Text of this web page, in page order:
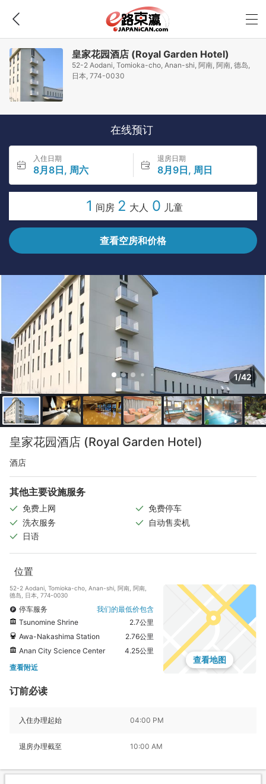
皇家花园酒店 (Royal Garden Hotel)
52-2 Aodani, Tomioka-cho, Anan-shi, 阿南, 阿南, 德岛,
日本, 774-0030
在线预订
入住日期
8月8日, 周六
退房日期
8月9日, 周日
1 间房 2 大人 0 儿童
查看空房和价格
1/42
皇家花园酒店 (Royal Garden Hotel)
酒店
其他主要设施服务
免费上网
免费停车
洗衣服务
自动售卖机
日语
位置
52-2 Aodani, Tomioka-cho, Anan-shi, 阿南, 阿南,
德岛, 日本, 774-0030
停车服务
我们的最低价包含
Tsunomine Shrine
2.7公里
Awa-Nakashima Station
2.76公里
Anan City Science Center
4.25公里
查看附近
查看地图
订前必读
入住办理起始 04:00 PM
退房办理截至 10:00 AM